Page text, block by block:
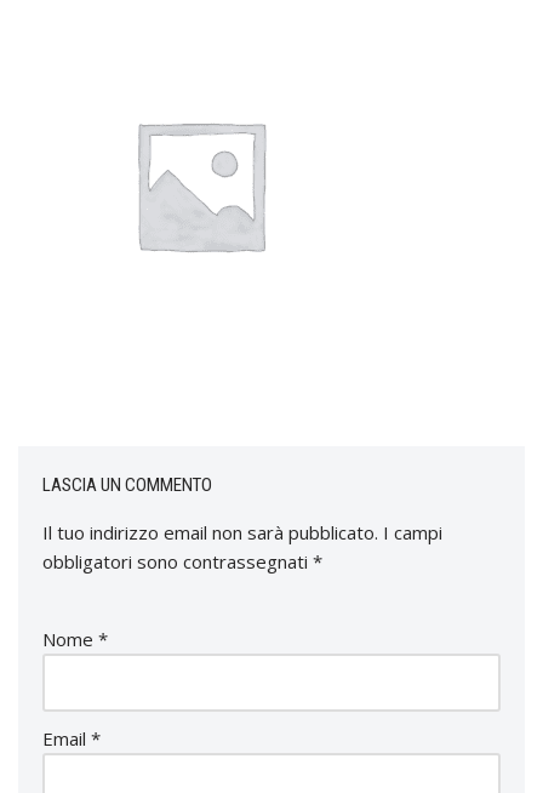
LASCIA UN COMMENTO
Il tuo indirizzo email non sarà pubblicato. I campi
obbligatori sono contrassegnati *
Nome *
Email *